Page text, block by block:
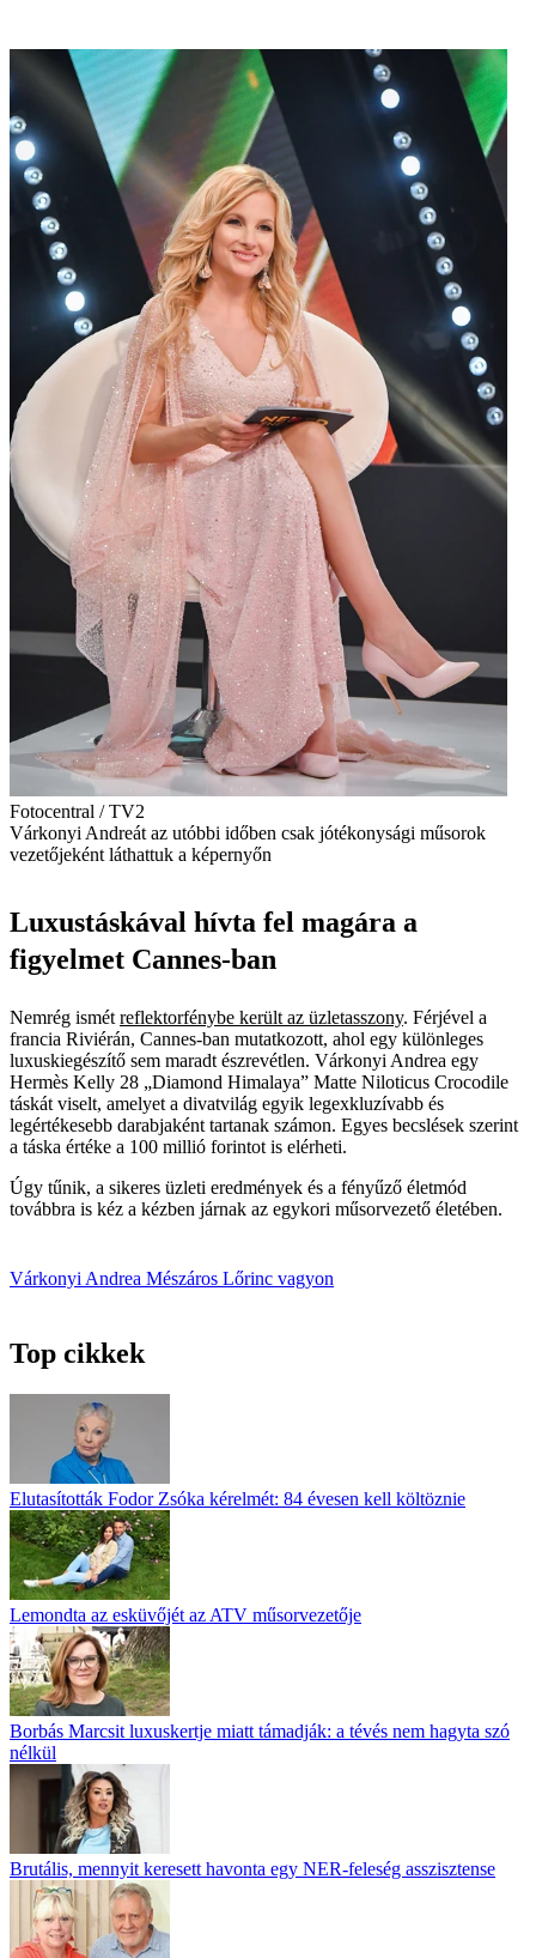
Fotocentral / TV2
Várkonyi Andreát az utóbbi időben csak jótékonysági műsorok
vezetőjeként láthattuk a képernyőn
Luxustáskával hívta fel magára a
figyelmet Cannes-ban
Nemrég ismét reflektorfénybe került az üzletasszony. Férjével a
francia Riviérán, Cannes-ban mutatkozott, ahol egy különleges
luxuskiegészítő sem maradt észrevétlen. Várkonyi Andrea egy
Hermès Kelly 28 „Diamond Himalaya” Matte Niloticus Crocodile
táskát viselt, amelyet a divatvilág egyik legexkluzívabb és
legértékesebb darabjaként tartanak számon. Egyes becslések szerint
a táska értéke a 100 millió forintot is elérheti.
Úgy tűnik, a sikeres üzleti eredmények és a fényűző életmód
továbbra is kéz a kézben járnak az egykori műsorvezető életében.
Várkonyi Andrea Mészáros Lőrinc vagyon
Top cikkek
Elutasították Fodor Zsóka kérelmét: 84 évesen kell költöznie
Lemondta az esküvőjét az ATV műsorvezetője
Borbás Marcsit luxuskertje miatt támadják: a tévés nem hagyta szó
nélkül
Brutális, mennyit keresett havonta egy NER-feleség asszisztense